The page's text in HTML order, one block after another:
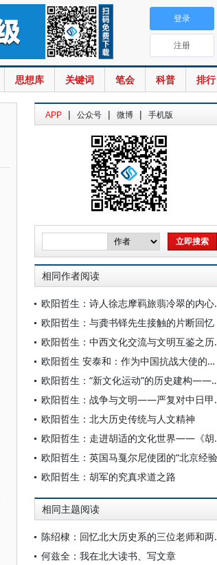
思想库 关键词 笔会 科普 排行
登录
注册
APP | 公众号 | 微博 | 手机版
相同作者阅读
欧阳哲生：诗人徐
欧阳哲生：与龚书铎先生接触的片断回忆
欧阳哲生
欧阳哲生 安泰和：作为中国抗战大使的胡适形象——以《纽约时报》《华盛顿邮报》的报道为文本的讨论
欧阳哲生：“新文化运动”的历
欧阳哲生：
欧阳哲生：北大历史传统与人文精神
欧阳哲生：
欧阳哲生：英国马戛尔尼使团的“北京经
欧阳哲生：胡军的究真求道之路
相同主题阅读
陈绍棣：
何兹全：我在北大读书、写文章